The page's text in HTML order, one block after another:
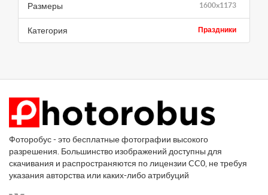
1600x1173
Размеры
Праздники
Категория
Фоторобус - это бесплатные фотографии высокого
разрешения. Большинство изображений доступны для
скачивания и распространяются по лицензии CC0, не требуя
указания авторства или каких-либо атрибуций